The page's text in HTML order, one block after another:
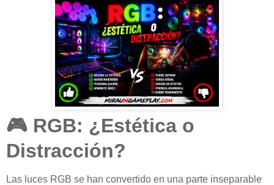
🎮 RGB: ¿Estética o
Distracción?
Las luces RGB se han convertido en una parte inseparable